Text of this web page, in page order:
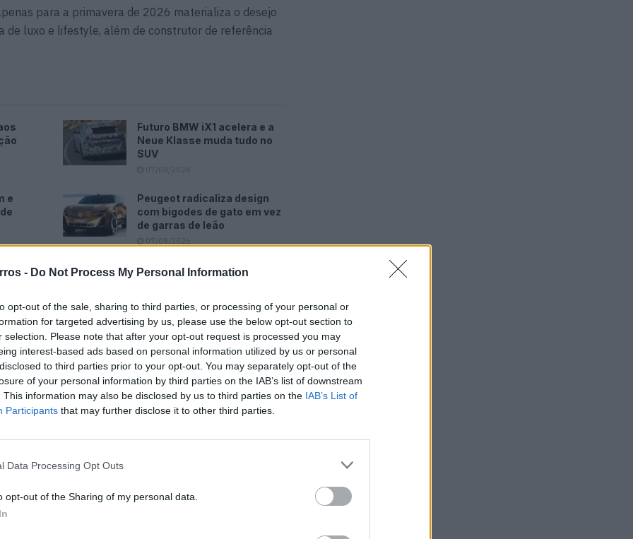
- Do Not Process My Personal Information
opt-out of the sale, sharing to third parties, or processing of your personal or
for targeted advertising by us, please use the below opt-out section to
selection. Please note that after your opt-out request is processed you may
interest-based ads based on personal information utilized by us or personal
to third parties prior to your opt-out. You may separately opt-out of the
of your personal information by third parties on the IAB’s list of downstream
This information may also be disclosed by us to third parties on the IAB’s List of
Participants that may further disclose it to other third parties.
Data Processing Opt Outs
opt-out of the Sharing of my personal data.
para a primavera de 2026 materializa o desejo
de luxo e lifestyle, além de construtor de referência
Futuro BMW iX1 acelera e a
Neue Klasse muda tudo no
SUV
07/08/2026
e
Peugeot radicaliza design
com bigodes de gato em vez
de garras de leão
07/08/2026
de luxo foi pensado como “um refúgio em mar
exigentes se sentem livres e confortáveis.”
L-finesse da Lexus ao passo que o interior foi
o mais confortável possível. E a performance foi